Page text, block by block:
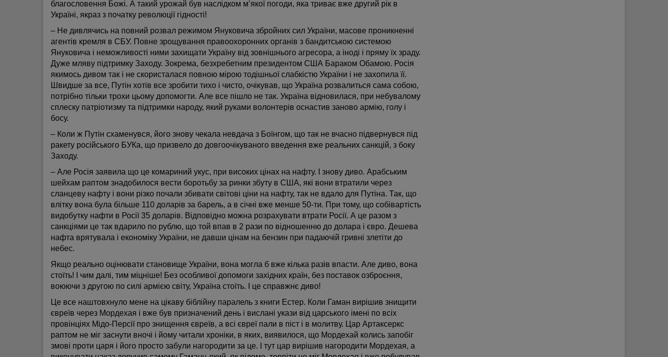
благословення Божі. А такий урожай був наслідком м’якої погоди, яка триває вже другий рік в
Україні, якраз з початку революції гідності!
– Не дивлячись на повний розвал режимом Януковича збройних сил України, масове проникненні
агентів кремля в СБУ. Повне зрощування правоохоронних органів з бандитською системою
Януковича і неможливості ними захищати Україну від зовнішнього агресора, а іноді і пряму їх зраду.
Дуже мляву підтримку Заходу. Зокрема, безхребетним президентом США Бараком Обамою. Росія
якимось дивом так і не скористалася повною мірою тодішньої слабкістю України і не захопила її.
Швидше за все, Путін хотів все зробити тихо і чисто, очікував, що Україна розвалиться сама собою,
потрібно тільки трохи цьому допомогти. Але все пішло не так. Україна відновилася, при небувалому
сплеску патріотизму та підтримки народу, який руками волонтерів оснастив заново армію, голу і
босу.
– Коли ж Путін схаменувся, його знову чекала невдача з Боїнгом, що так не вчасно підвернувся під
ракету російського БУКа, що призвело до довгоочікуваного введення вже реальних санкцій, з боку
Заходу.
– Але Росія заявила що це комариний укус, при високих цінах на нафту. І знову диво. Арабським
шейхам раптом знадобилося вести боротьбу за ринки збуту в США, які вони втратили через
сланцеву нафту­ і вони різко почали збивати світові ціни на нафту, так не вдало для Путіна. Так, що
влітку вона була більше 110 доларів за барель, а в січні вже менше 50-ти. При тому, що собівартість
видобутку нафти в Росії 35 доларів. Відповідно можна розрахувати втрати Росії. А це разом з
санкціями це так вдарило по рублю, що той впав в 2 рази по відношенню до долара і євро. Дешева
нафта врятувала і економіку України, не давши цінам на бензин при падаючій гривні злетіти до
небес.
Якщо реально оцінювати становище України, вона могла б вже кілька разів впасти. Але диво, вона
стоїть! І чим далі, тим міцніше! Без особливої допомоги західних країн, без поставок озброєння,
воюючи з другою по силі армією світу, Україна стоїть. І це справжнє диво!
Це все наштовхнуло мене на цікаву біблійну паралель з книги Естер. Коли Гаман вирішив знищити
євреїв через Мордехая і вже був призначений день і вислані укази від царського імені по всіх
провінціях Мідо-Персії про знищення євреїв, а всі євреї пали в піст і в молитву. Цар Артаксеркс
раптом не міг заснути вночі і йому читали хроніки, в яких, виявилося, що Мордехай колись запобіг
змові проти царя і його просто забули нагородити за це. І тут цар вирішив нагородити Мордехая, а